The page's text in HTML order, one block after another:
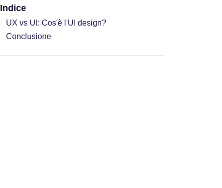
Indice
UX vs UI: Cos'è l'UI design?
Conclusione